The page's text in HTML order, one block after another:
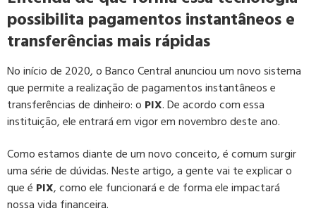
possibilita pagamentos instantâneos e
transferências mais rápidas
No início de 2020, o Banco Central anunciou um novo sistema
que permite a realização de pagamentos instantâneos e
transferências de dinheiro: o PIX. De acordo com essa
instituição, ele entrará em vigor em novembro deste ano.
Como estamos diante de um novo conceito, é comum surgir
uma série de dúvidas. Neste artigo, a gente vai te explicar o
que é PIX, como ele funcionará e de forma ele impactará
nossa vida financeira.